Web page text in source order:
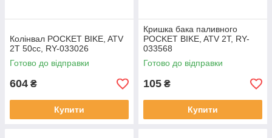
Колінвал POCKET BIKE, ATV
2T 50cc, RY-033026
Готово до відправки
604 ₴
Купити
Кришка бака паливного
POCKET BIKE, ATV 2T, RY-
033568
Готово до відправки
105 ₴
Купити